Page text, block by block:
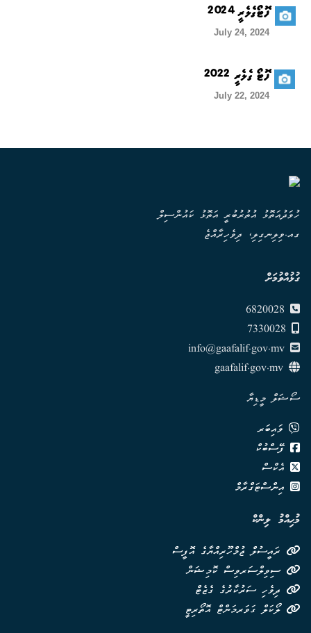
ފޮޓޯގެލެރީ 2024
July 24, 2024
ފޮޓޯ ގެލެރީ 2022
July 22, 2024
ހުވަދުއަތޮޅު އުތުރުބުރީ އަތޮޅު ކައުންސިލް
ގއ.ވިލިނގިލި، ދިވެހިރާއްޖެ
ގުޅުއްވުމަށް
info@gaafalif.gov.mv
ސޯޝަލް މީޑިޔާ
ވައިބަރ
ފޭސްބުކް
އެކްސް
އިންސްޓަގްރާމް
މުޙިއްމު ލިންކް
ރައީސުލް ޖުމްހޫރިއްޔާގެ އޮފީސް
ސިވިލްސަރވިސް ކޮމިޝަން
ދިވެހި ސަރުކާރުގެ ގެޒެޓް
ލޯކަލް ގަވަރމަންޓް އޮތޯރިޓީ